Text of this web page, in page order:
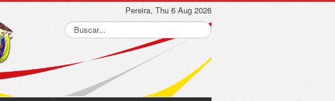
Pereira, Thu 6 Aug 2026